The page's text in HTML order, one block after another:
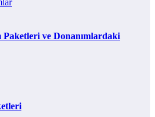
ve Donanımlardaki